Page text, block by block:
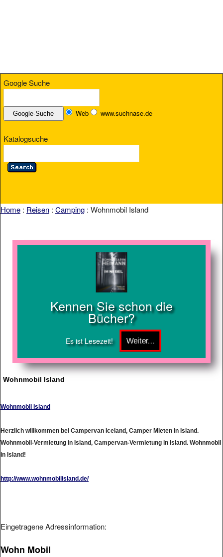
Google Suche
Web www.suchnase.de
Katalogsuche
Home : Reisen : Camping : Wohnmobil Island
Kennen Sie schon die
Bücher?
Es ist Lesezeit!
Wohnmobil Island
Wohnmobil Island
Herzlich willkommen bei Campervan Iceland, Camper Mieten in Island.
Wohnmobil-Vermietung in Island, Campervan-Vermietung in Island. Wohnmobil
in Island!
http://www.wohnmobilisland.de/
Eingetragene Adressinformation:
Wohn Mobil